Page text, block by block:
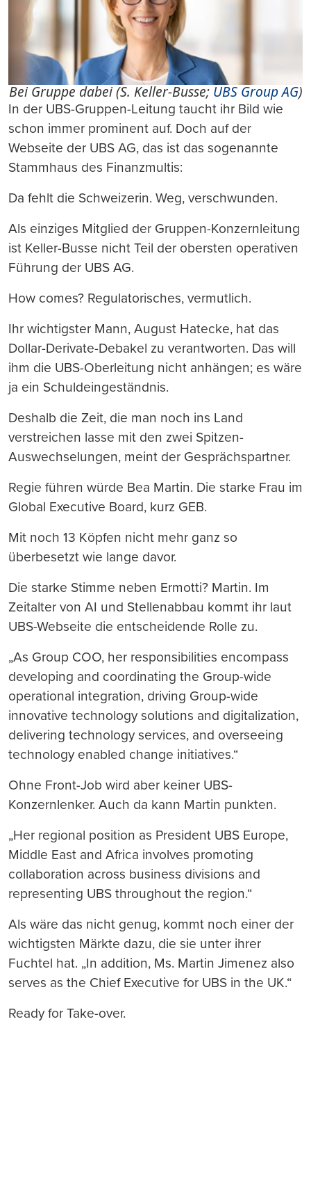
Bei Gruppe dabei (S. Keller-Busse; UBS Group AG)
In der UBS-Gruppen-Leitung taucht ihr Bild wie
schon immer prominent auf. Doch auf der
Webseite der UBS AG, das ist das sogenannte
Stammhaus des Finanzmultis:
Da fehlt die Schweizerin. Weg, verschwunden.
Als einziges Mitglied der Gruppen-Konzernleitung
ist Keller-Busse nicht Teil der obersten operativen
Führung der UBS AG.
How comes? Regulatorisches, vermutlich.
Ihr wichtigster Mann, August Hatecke, hat das
Dollar-Derivate-Debakel zu verantworten. Das will
ihm die UBS-Oberleitung nicht anhängen; es wäre
ja ein Schuldeingeständnis.
Deshalb die Zeit, die man noch ins Land
verstreichen lasse mit den zwei Spitzen-
Auswechselungen, meint der Gesprächspartner.
Regie führen würde Bea Martin. Die starke Frau im
Global Executive Board, kurz GEB.
Mit noch 13 Köpfen nicht mehr ganz so
überbesetzt wie lange davor.
Die starke Stimme neben Ermotti? Martin. Im
Zeitalter von AI und Stellenabbau kommt ihr laut
UBS-Webseite die entscheidende Rolle zu.
„As Group COO, her responsibilities encompass
developing and coordinating the Group-wide
operational integration, driving Group-wide
innovative technology solutions and digitalization,
delivering technology services, and overseeing
technology enabled change initiatives.“
Ohne Front-Job wird aber keiner UBS-
Konzernlenker. Auch da kann Martin punkten.
„Her regional position as President UBS Europe,
Middle East and Africa involves promoting
collaboration across business divisions and
representing UBS throughout the region.“
Als wäre das nicht genug, kommt noch einer der
wichtigsten Märkte dazu, die sie unter ihrer
Fuchtel hat. „In addition, Ms. Martin Jimenez also
serves as the Chief Executive for UBS in the UK.“
Ready for Take-over.